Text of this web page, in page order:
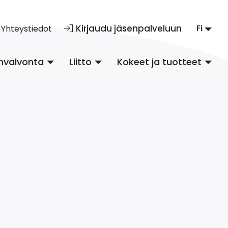
Liitto Kokeet ja tuotteet
Yhteystiedot Kirjaudu jäsenpalveluun Fi